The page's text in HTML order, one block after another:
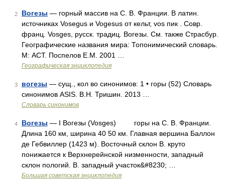
2 Вогезы — горный массив на С. В. Франции. В латин.
источниках Vosegus и Vogesus от кельт, vos пик . Совр.
франц. Vosges, русск. традиц. Вогезы. См. также Страсбур.
Географические названия мира: Топонимический словарь.
М: АСТ. Поспелов Е.М. 2001 …
Географическая энциклопедия
3 вогезы — сущ., кол во синонимов: 1 • горы (52) Словарь
синонимов ASIS. В.Н. Тришин. 2013 …
Словарь синонимов
4 Вогезы — I Вогезы (Vosges) горы на С. В. Франции.
Длина 160 км, ширина 40 50 км. Главная вершина Баллон
де Гебвиллер (1423 м). Восточный склон В. круто
понижается к Верхнерейнской низменности, западный
склон пологий. В. западный участок&#8230; …
Большая советская энциклопедия